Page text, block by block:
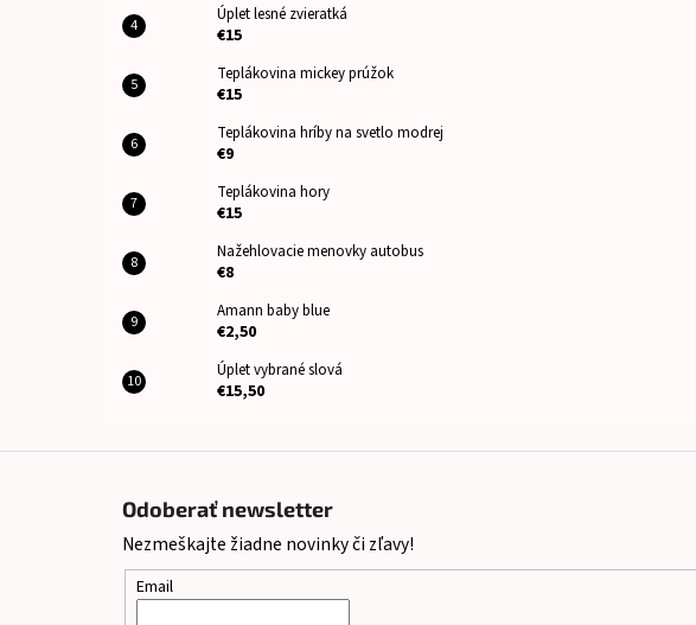
Úplet lesné zvieratká
€15
Teplákovina mickey prúžok
€15
Teplákovina hríby na svetlo modrej
€9
Teplákovina hory
€15
Nažehlovacie menovky autobus
€8
Amann baby blue
€2,50
Úplet vybrané slová
€15,50
Odoberať newsletter
Nezmeškajte žiadne novinky či zľavy!
Email